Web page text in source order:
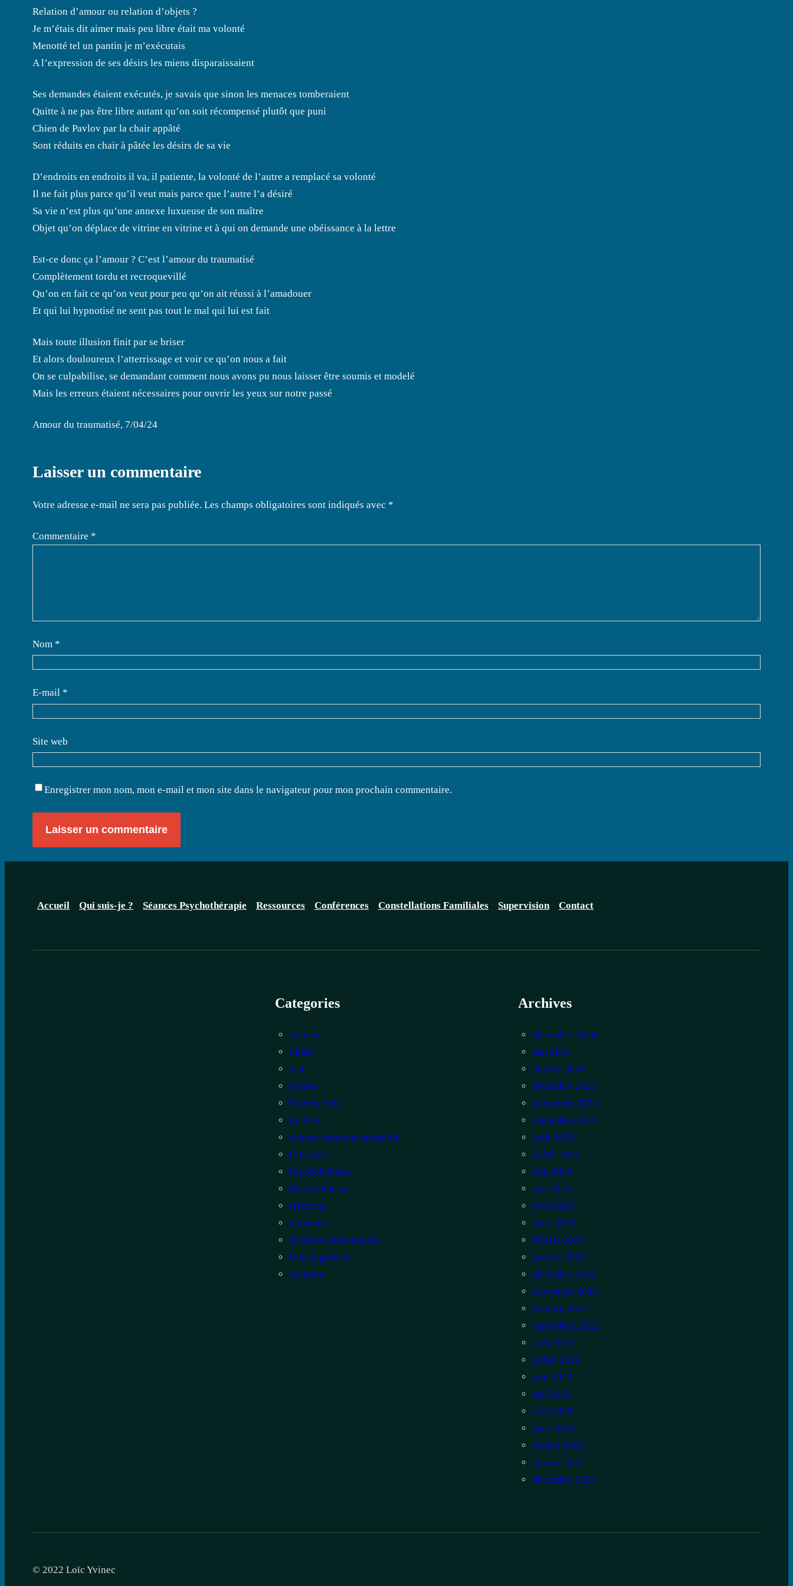
Relation d’amour ou relation d’objets ?
Je m’étais dit aimer mais peu libre était ma volonté
Menotté tel un pantin je m’exécutais
A l’expression de ses désirs les miens disparaissaient
Ses demandes étaient exécutés, je savais que sinon les menaces tomberaient
Quitte à ne pas être libre autant qu’on soit récompensé plutôt que puni
Chien de Pavlov par la chair appâté
Sont réduits en chair à pâtée les désirs de sa vie
D’endroits en endroits il va, il patiente, la volonté de l’autre a remplacé sa volonté
Il ne fait plus parce qu’il veut mais parce que l’autre l’a désiré
Sa vie n’est plus qu’une annexe luxueuse de son maître
Objet qu’on déplace de vitrine en vitrine et à qui on demande une obéissance à la lettre
Est-ce donc ça l’amour ? C’est l’amour du traumatisé
Complètement tordu et recroquevillé
Qu’on en fait ce qu’on veut pour peu qu’on ait réussi à l’amadouer
Et qui lui hypnotisé ne sent pas tout le mal qui lui est fait
Mais toute illusion finit par se briser
Et alors douloureux l’atterrissage et voir ce qu’on nous a fait
On se culpabilise, se demandant comment nous avons pu nous laisser être soumis et modelé
Mais les erreurs étaient nécessaires pour ouvrir les yeux sur notre passé
Amour du traumatisé, 7/04/24
Laisser un commentaire
Votre adresse e-mail ne sera pas publiée. Les champs obligatoires sont indiqués avec *
Commentaire *
Nom *
E-mail *
Site web
Enregistrer mon nom, mon e-mail et mon site dans le navigateur pour mon prochain commentaire.
Accueil Qui suis-je ? Séances Psychothérapie Ressources Conférences Constellations Familiales Supervision Contact
Categories
Articles
Chant
clan
Contes
Friends only
Le Vrai
oeuvre Amour et animalité
Patriarcat
PsychoPoèmes
RecueilPoemes
relations
Sommaire
Troubles alimentaires
Uncategorized
Youtube
Archives
décembre 2024
mai 2024
janvier 2024
décembre 2023
novembre 2023
septembre 2023
août 2023
juillet 2023
juin 2023
mai 2023
avril 2023
mars 2023
février 2023
janvier 2023
décembre 2022
novembre 2022
octobre 2022
septembre 2022
août 2022
juillet 2022
juin 2022
mai 2022
avril 2022
mars 2022
février 2022
janvier 2022
décembre 2021
© 2022 Loïc Yvinec